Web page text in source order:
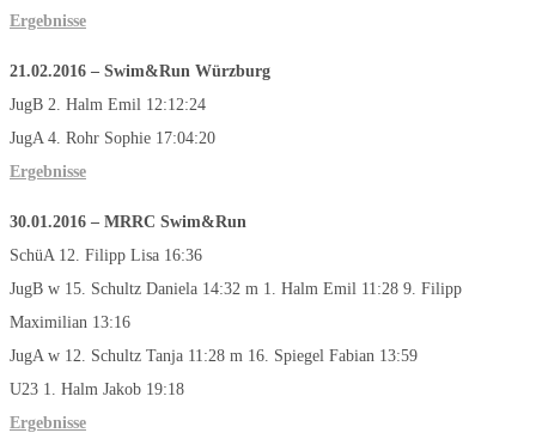
Ergebnisse
21.02.2016 – Swim&Run Würzburg
JugB 2. Halm Emil 12:12:24
JugA 4. Rohr Sophie 17:04:20
Ergebnisse
30.01.2016 – MRRC Swim&Run
SchüA 12. Filipp Lisa 16:36
JugB w 15. Schultz Daniela 14:32 m 1. Halm Emil 11:28 9. Filipp
Maximilian 13:16
JugA w 12. Schultz Tanja 11:28 m 16. Spiegel Fabian 13:59
U23 1. Halm Jakob 19:18
Ergebnisse